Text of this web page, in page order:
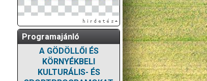
Programajánló
A GÖDÖLLŐI ÉS
KÖRNYÉKBELI
KULTURÁLIS- ÉS